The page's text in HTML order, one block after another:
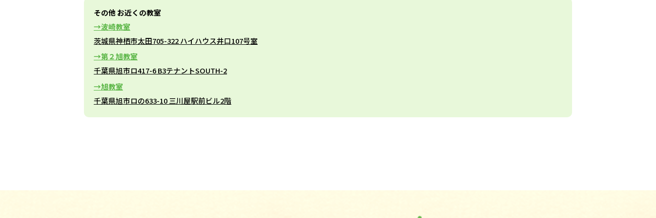
その他 お近くの教室
波崎教室
茨城県神栖市太田705-322 ハイハウス井口107号室
第２旭教室
千葉県旭市ロ417-6 B3テナントSOUTH-2
旭教室
千葉県旭市ロの633-10 三川屋駅前ビル2階